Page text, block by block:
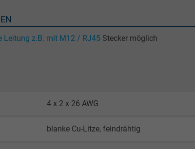
Leitung z.B. mit M12 / RJ45 Stecker möglich
4 x 2 x 26 AWG
blanke Cu-Litze, feindrähtig